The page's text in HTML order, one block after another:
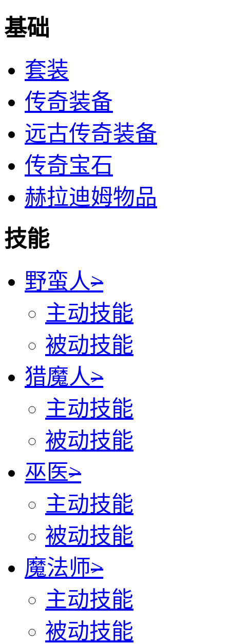
基础
套装
传奇装备
远古传奇装备
传奇宝石
赫拉迪姆物品
技能
野蛮人>
主动技能
被动技能
猎魔人>
主动技能
被动技能
巫医>
主动技能
被动技能
魔法师>
主动技能
被动技能